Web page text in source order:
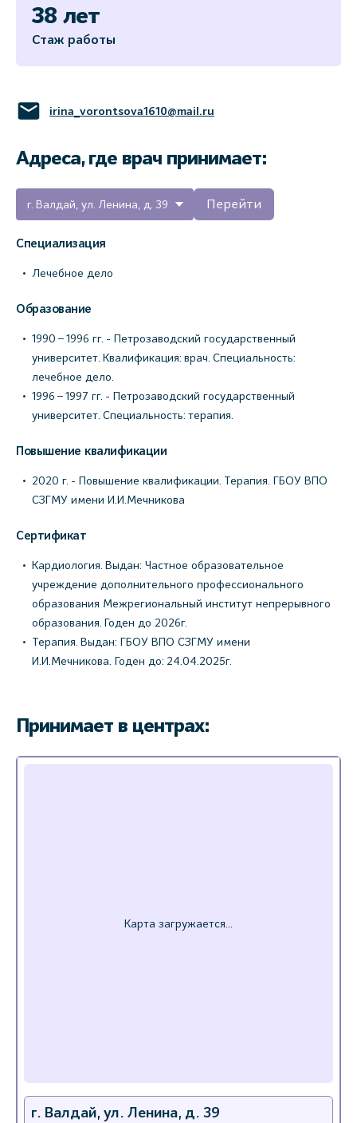
38 лет
Стаж работы
irina_vorontsova1610@mail.ru
Адреса, где врач принимает:
г. Валдай, ул. Ленина, д. 39 Перейти
Специализация
Лечебное дело
Образование
1990 – 1996 гг. - Петрозаводский государственный
университет. Квалификация: врач. Специальность:
лечебное дело.
1996 – 1997 гг. - Петрозаводский государственный
университет. Специальность: терапия.
Повышение квалификации
2020 г. - Повышение квалификации. Терапия. ГБОУ ВПО
СЗГМУ имени И.И.Мечникова
Сертификат
Кардиология. Выдан: Частное образовательное
учреждение дополнительного профессионального
образования Межрегиональный институт непрерывного
образования. Годен до 2026г.
Терапия. Выдан: ГБОУ ВПО СЗГМУ имени
И.И.Мечникова. Годен до: 24.04.2025г.
Принимает в центрах:
г. Валдай, ул. Ленина, д. 39